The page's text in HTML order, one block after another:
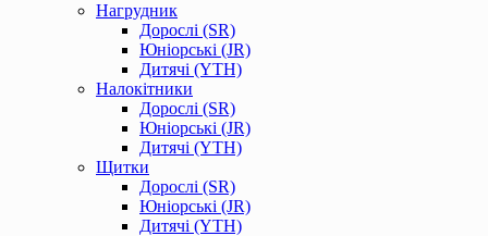
Нагрудник
Дорослі (SR)
Юніорські (JR)
Дитячі (YTH)
Налокітники
Дорослі (SR)
Юніорські (JR)
Дитячі (YTH)
Щитки
Дорослі (SR)
Юніорські (JR)
Дитячі (YTH)